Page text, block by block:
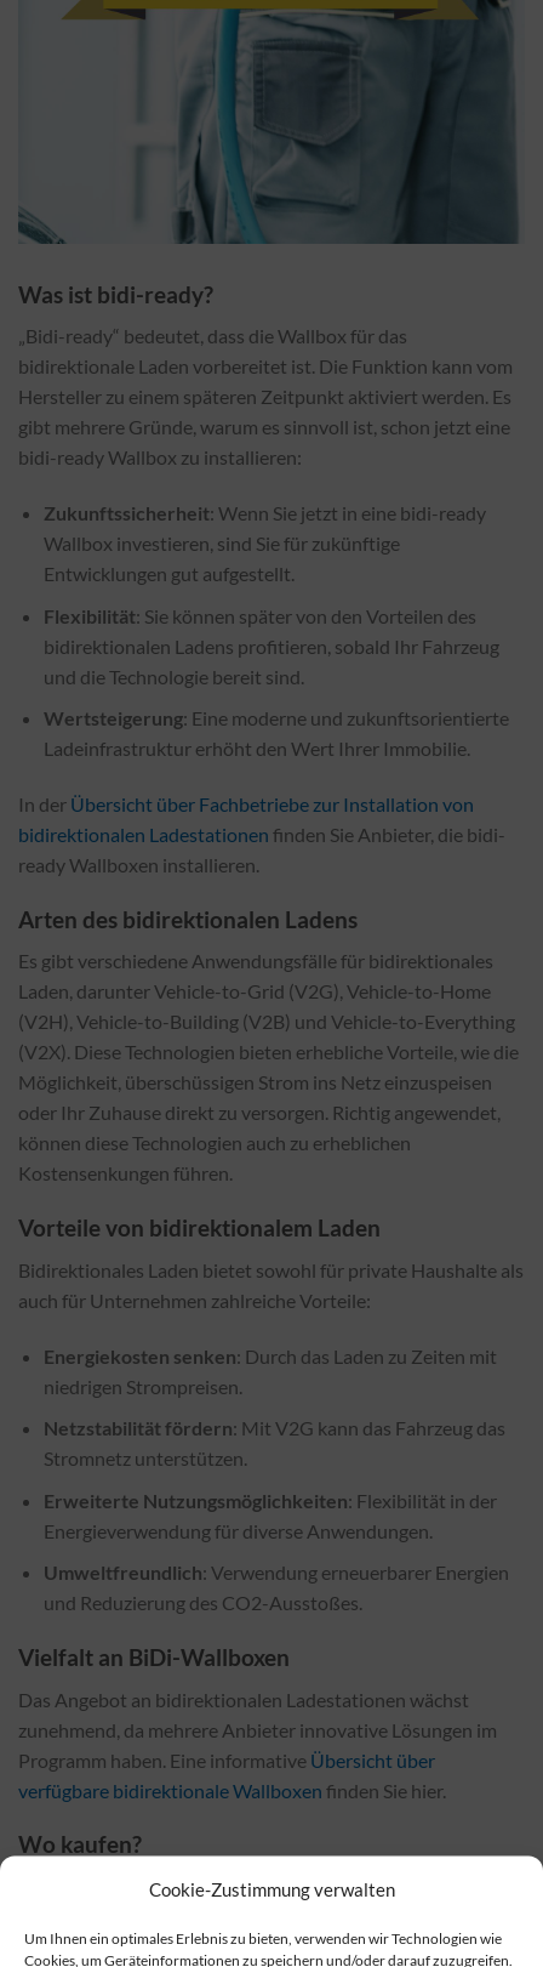
Cookie-Zustimmung verwalten
Um Ihnen ein optimales Erlebnis zu bieten, verwenden wir Technologien wie
Cookies, um Geräteinformationen zu speichern und/oder darauf zuzugreifen.
Was ist bidi-ready?
„Bidi-ready“ bedeutet, dass die Wallbox für das
bidirektionale Laden vorbereitet ist. Die Funktion kann vom
Hersteller zu einem späteren Zeitpunkt aktiviert werden. Es
gibt mehrere Gründe, warum es sinnvoll ist, schon jetzt eine
bidi-ready Wallbox zu installieren:
Zukunftssicherheit: Wenn Sie jetzt in eine bidi-ready
Wallbox investieren, sind Sie für zukünftige
Entwicklungen gut aufgestellt.
Flexibilität: Sie können später von den Vorteilen des
bidirektionalen Ladens profitieren, sobald Ihr Fahrzeug
und die Technologie bereit sind.
Wertsteigerung: Eine moderne und zukunftsorientierte
Ladeinfrastruktur erhöht den Wert Ihrer Immobilie.
In der Übersicht über Fachbetriebe zur Installation von
bidirektionalen Ladestationen finden Sie Anbieter, die bidi-
ready Wallboxen installieren.
Arten des bidirektionalen Ladens
Es gibt verschiedene Anwendungsfälle für bidirektionales
Laden, darunter Vehicle-to-Grid (V2G), Vehicle-to-Home
(V2H), Vehicle-to-Building (V2B) und Vehicle-to-Everything
(V2X). Diese Technologien bieten erhebliche Vorteile, wie die
Möglichkeit, überschüssigen Strom ins Netz einzuspeisen
oder Ihr Zuhause direkt zu versorgen. Richtig angewendet,
können diese Technologien auch zu erheblichen
Kostensenkungen führen.
Vorteile von bidirektionalem Laden
Bidirektionales Laden bietet sowohl für private Haushalte als
auch für Unternehmen zahlreiche Vorteile:
Energiekosten senken: Durch das Laden zu Zeiten mit
niedrigen Strompreisen.
Netzstabilität fördern: Mit V2G kann das Fahrzeug das
Stromnetz unterstützen.
Erweiterte Nutzungsmöglichkeiten: Flexibilität in der
Energieverwendung für diverse Anwendungen.
Umweltfreundlich: Verwendung erneuerbarer Energien
und Reduzierung des CO2-Ausstoßes.
Vielfalt an BiDi-Wallboxen
Das Angebot an bidirektionalen Ladestationen wächst
zunehmend, da mehrere Anbieter innovative Lösungen im
Programm haben. Eine informative Übersicht über
verfügbare bidirektionale Wallboxen finden Sie hier.
Wo kaufen?
Bidirektionale Wallboxen können sowohl bei Fachhändlern
werden. In vielen Fällen sind die Preise online wesentlich